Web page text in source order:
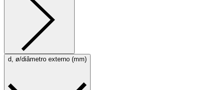
d, ø/diâmetro externo (mm)